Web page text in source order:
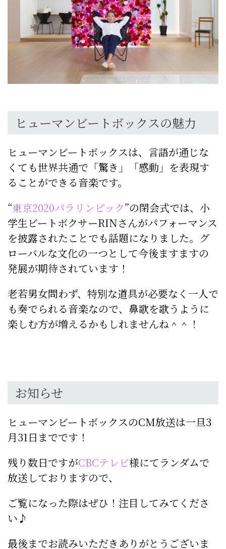
ヒューマンビートボックスの魅力
ヒューマンビートボックスは、言語が通じな
くても世界共通で「驚き」「感動」を表現す
ることができる音楽です。
“東京2020パラリンピック”の閉会式では、小
学生ビートボクサーRINさんがパフォーマンス
を披露されたことでも話題になりました。 グ
ローバルな文化の一つとして今後ますますの
発展が期待されています！
老若男女問わず、特別な道具が必要なく一人で
も奏でられる音楽なので、鼻歌を歌うように
楽しむ方が増えるかもしれませんね＾＾！
お知らせ
ヒューマンビートボックスのCM放送は一旦3
月31日までです！
残り数日ですがCBCテレビ様にてランダムで
放送しておりますので、
ご覧になった際はぜひ！注目してみてくださ
い♪
最後までお読みいただきありがとうございま